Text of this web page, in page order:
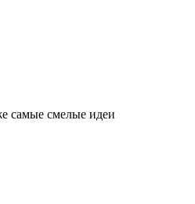
самые смелые идеи